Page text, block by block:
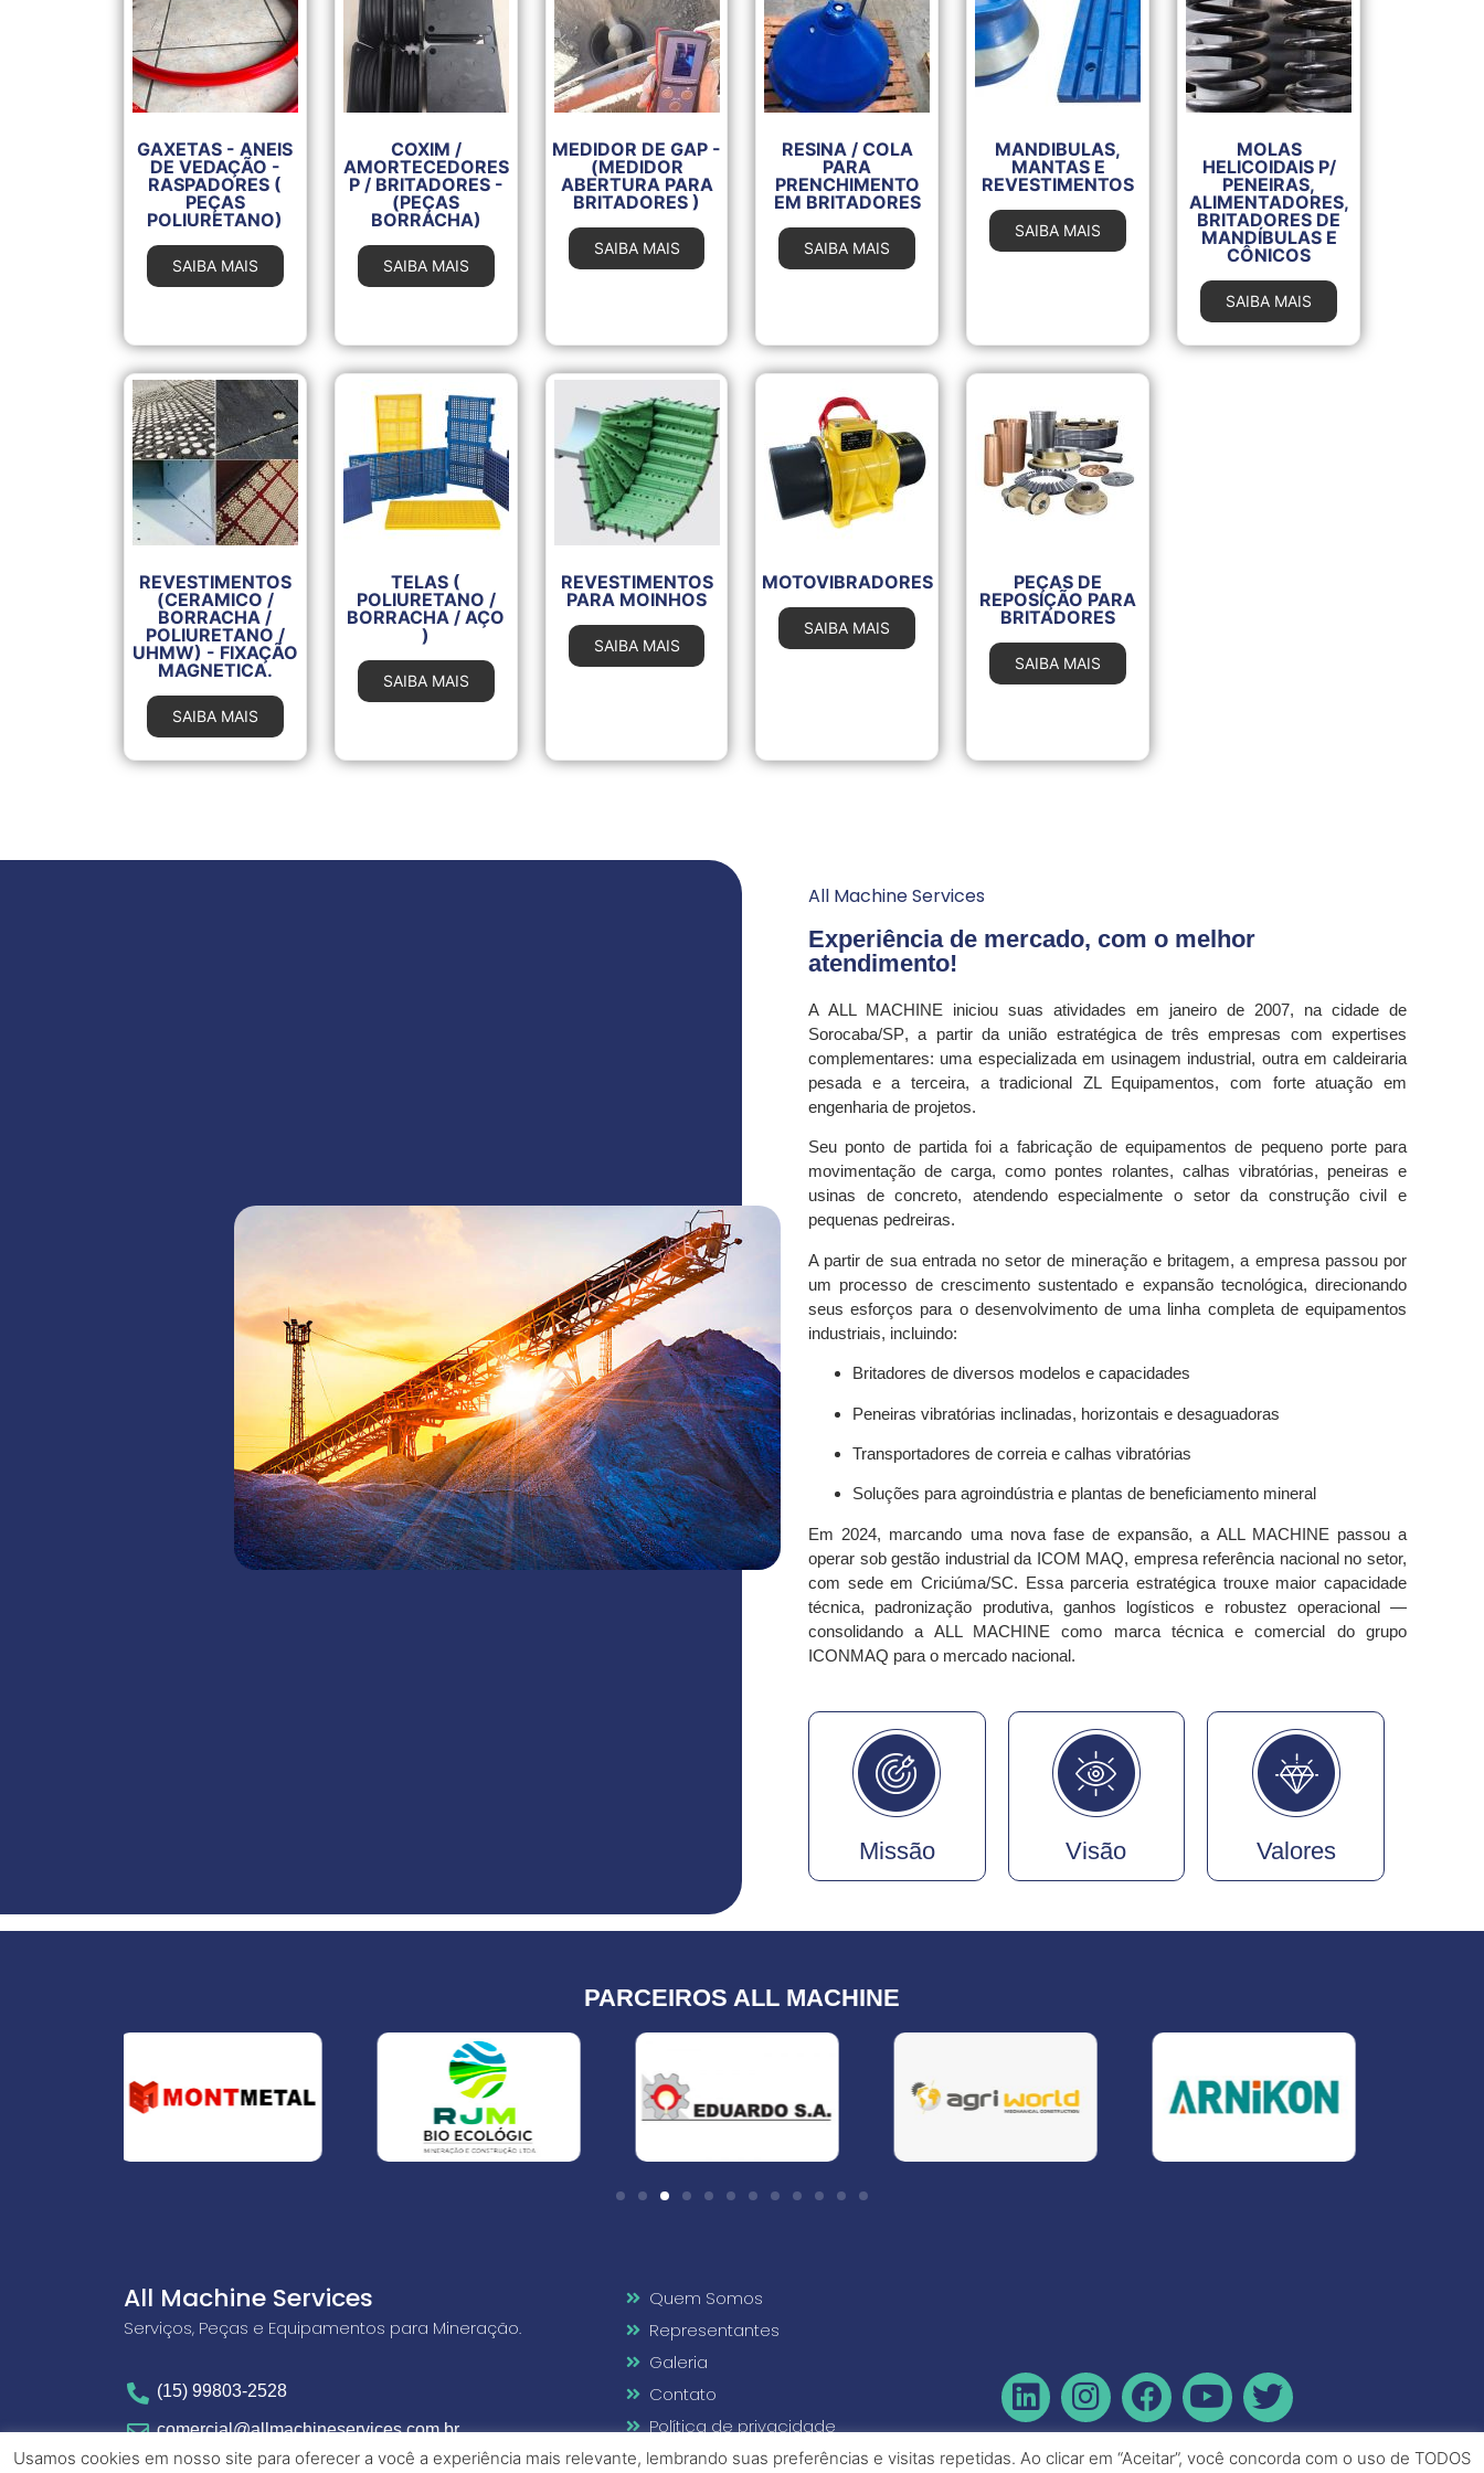
GAXETAS - ANEIS
DE VEDAÇÃO -
RASPADORES (
PEÇAS
POLIURETANO)
SAIBA MAIS
COXIM /
AMORTECEDORES
P / BRITADORES -
(PEÇAS
BORRACHA)
SAIBA MAIS
MEDIDOR DE GAP -
(MEDIDOR
ABERTURA PARA
BRITADORES )
SAIBA MAIS
RESINA / COLA
PARA
PRENCHIMENTO
EM BRITADORES
SAIBA MAIS
MANDIBULAS,
MANTAS E
REVESTIMENTOS
SAIBA MAIS
MOLAS
HELICOIDAIS P/
PENEIRAS,
ALIMENTADORES,
BRITADORES DE
MANDÍBULAS E
CÔNICOS
SAIBA MAIS
REVESTIMENTOS
(CERAMICO /
BORRACHA /
POLIURETANO /
UHMW) - FIXAÇÃO
MAGNETICA.
SAIBA MAIS
TELAS (
POLIURETANO /
BORRACHA / AÇO
)
SAIBA MAIS
REVESTIMENTOS
PARA MOINHOS
SAIBA MAIS
MOTOVIBRADORES
SAIBA MAIS
PEÇAS DE
REPOSIÇÃO PARA
BRITADORES
SAIBA MAIS
All Machine Services
Experiência de mercado, com o melhor
atendimento!
A ALL MACHINE iniciou suas atividades em janeiro de 2007, na cidade de
Sorocaba/SP, a partir da união estratégica de três empresas com expertises
complementares: uma especializada em usinagem industrial, outra em caldeiraria
pesada e a terceira, a tradicional ZL Equipamentos, com forte atuação em
engenharia de projetos.
Seu ponto de partida foi a fabricação de equipamentos de pequeno porte para
movimentação de carga, como pontes rolantes, calhas vibratórias, peneiras e
usinas de concreto, atendendo especialmente o setor da construção civil e
pequenas pedreiras.
A partir de sua entrada no setor de mineração e britagem, a empresa passou por
um processo de crescimento sustentado e expansão tecnológica, direcionando
seus esforços para o desenvolvimento de uma linha completa de equipamentos
industriais, incluindo:
Britadores de diversos modelos e capacidades
Peneiras vibratórias inclinadas, horizontais e desaguadoras
Transportadores de correia e calhas vibratórias
Soluções para agroindústria e plantas de beneficiamento mineral
Em 2024, marcando uma nova fase de expansão, a ALL MACHINE passou a
operar sobgestão industrial da ICOM MAQ, empresa referência nacional no setor,
com sede em Criciúma/SC. Essa parceria estratégica trouxe maior capacidade
técnica, padronização produtiva, ganhos logísticos e robustez operacional —
consolidando a ALL MACHINE como marca técnica e comercial do grupo
ICONMAQ para o mercado nacional.
Missão Visão Valores
PARCEIROS ALL MACHINE
All Machine Services
Serviços, Peças e Equipamentos para Mineração.
(15) 99803-2528
comercial@allmachineservices.com.br
Av. Ireno da Silva Venâncio, 199
Quem Somos
Representantes
Galeria
Contato
Política de privacidade
Termos de uso
Usamos cookies em nosso site para oferecer a você a experiência mais relevante, lembrando suas preferências e visitas repetidas. Ao clicar em “Aceitar”, você concorda com o uso de TODOS